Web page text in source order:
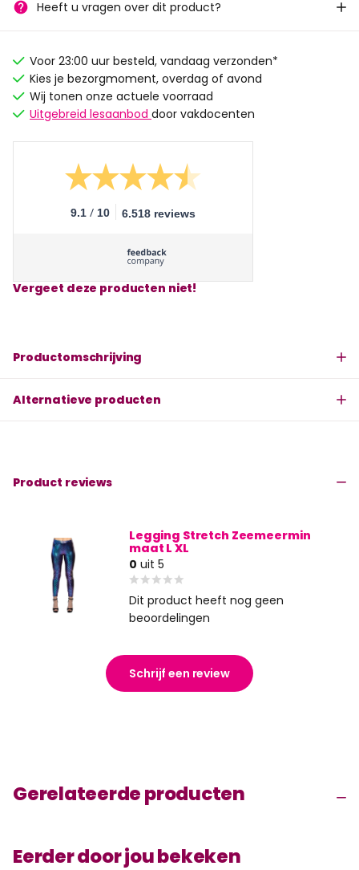
Heeft u vragen over dit product?
Voor 23:00 uur besteld, vandaag verzonden*
Kies je bezorgmoment, overdag of avond
Wij tonen onze actuele voorraad
Uitgebreid lesaanbod door vakdocenten
9.1 / 10 6.518 reviews
Vergeet deze producten niet!
Productomschrijving
Alternatieve producten
Product reviews
Legging Stretch Zeemeermin
maat L XL
0 uit 5
Dit product heeft nog geen
beoordelingen
Schrijf een review
Gerelateerde producten
Eerder door jou bekeken